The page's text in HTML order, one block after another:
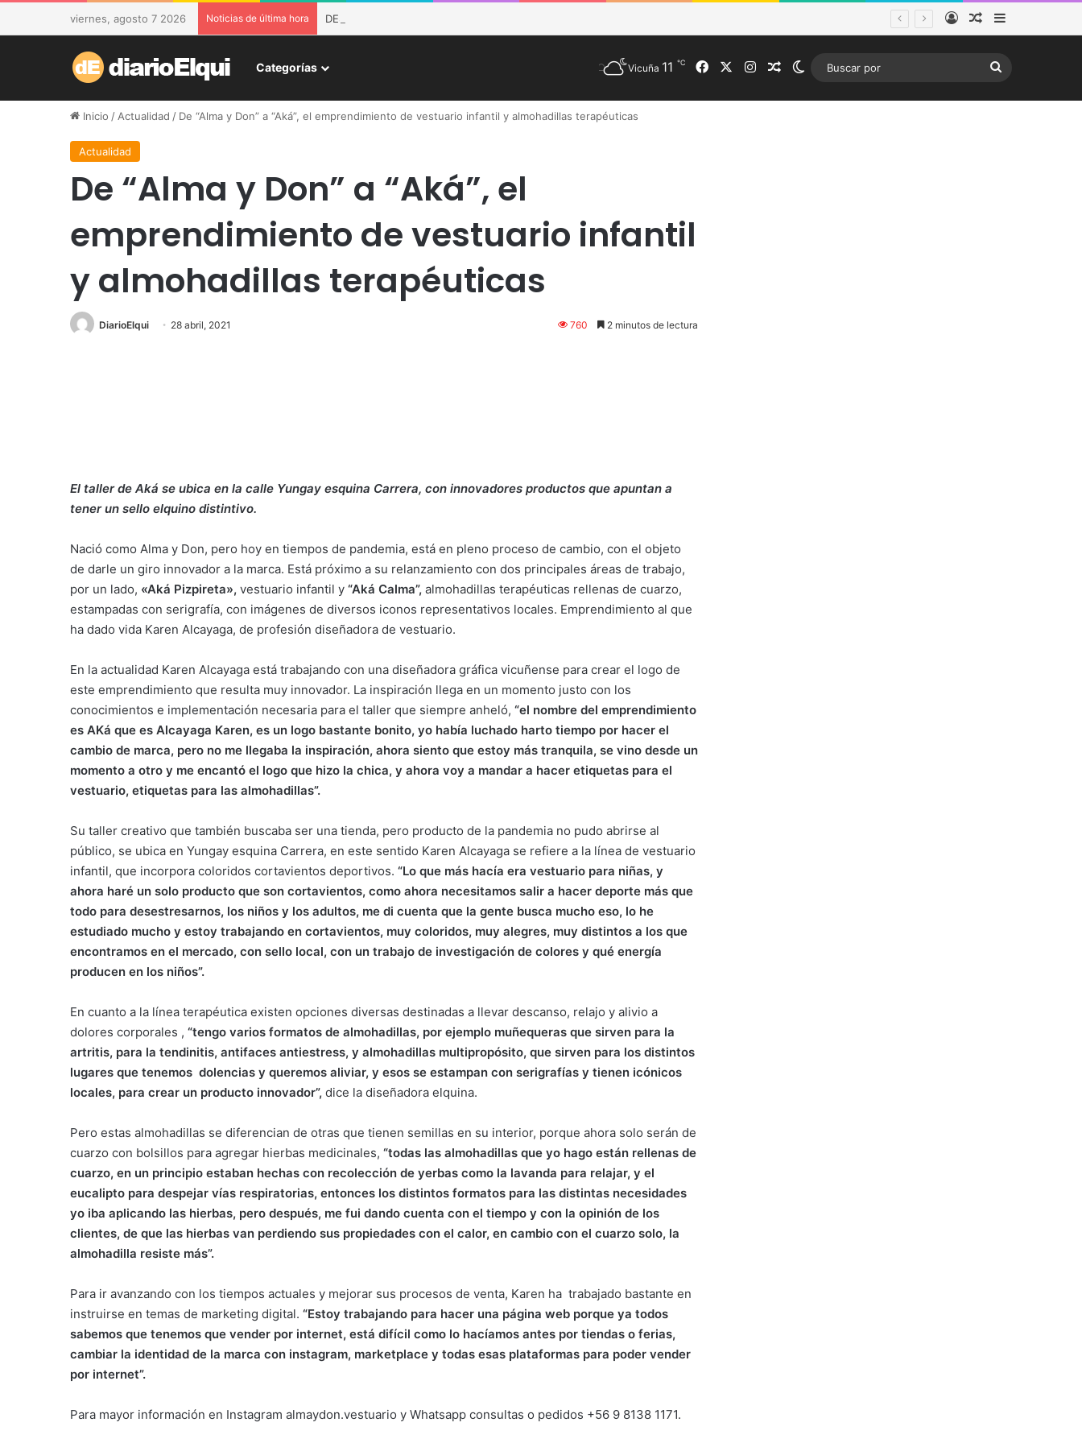
viernes, agosto 7 2026 Noticias de última hora DESAM de Vicuña fortalece preparación de las postas rurales ante intenso sistema frontal AccesoPublicación al
Barra lateral
Categorías Vicuña 11 ℃ FacebookInstagramPublicación al azar
Switch skin
Buscar
Inicio / Actualidad / De “Alma y Don” a “Aká”, el emprendimiento de vestuario infantil y almohadillas terapéuticas
Actualidad
De “Alma y Don” a “Aká”, el
emprendimiento de vestuario infantil
y almohadillas terapéuticas
DiarioElqui 28 abril, 2021 760 2 minutos de lectura
El taller de Aká se ubica en la calle Yungay esquina Carrera, con innovadores productos que apuntan a
tener un sello elquino distintivo.
Nació como Alma y Don, pero hoy en tiempos de pandemia, está en pleno proceso de cambio, con el objeto
de darle un giro innovador a la marca. Está próximo a su relanzamiento con dos principales áreas de trabajo,
por un lado, «Aká Pizpireta», vestuario infantil y “Aká Calma”, almohadillas terapéuticas rellenas de cuarzo,
estampadas con serigrafía, con imágenes de diversos iconos representativos locales. Emprendimiento al que
ha dado vida Karen Alcayaga, de profesión diseñadora de vestuario.
En la actualidad Karen Alcayaga está trabajando con una diseñadora gráfica vicuñense para crear el logo de
este emprendimiento que resulta muy innovador. La inspiración llega en un momento justo con los
conocimientos e implementación necesaria para el taller que siempre anheló, “el nombre del emprendimiento
es AKá que es Alcayaga Karen, es un logo bastante bonito, yo había luchado harto tiempo por hacer el
cambio de marca, pero no me llegaba la inspiración, ahora siento que estoy más tranquila, se vino desde un
momento a otro y me encantó el logo que hizo la chica, y ahora voy a mandar a hacer etiquetas para el
vestuario, etiquetas para las almohadillas”.
Su taller creativo que también buscaba ser una tienda, pero producto de la pandemia no pudo abrirse al
público, se ubica en Yungay esquina Carrera, en este sentido Karen Alcayaga se refiere a la línea de vestuario
infantil, que incorpora coloridos cortavientos deportivos. “Lo que más hacía era vestuario para niñas, y
ahora haré un solo producto que son cortavientos, como ahora necesitamos salir a hacer deporte más que
todo para desestresarnos, los niños y los adultos, me di cuenta que la gente busca mucho eso, lo he
estudiado mucho y estoy trabajando en cortavientos, muy coloridos, muy alegres, muy distintos a los que
encontramos en el mercado, con sello local, con un trabajo de investigación de colores y qué energía
producen en los niños”.
En cuanto a la línea terapéutica existen opciones diversas destinadas a llevar descanso, relajo y alivio a
dolores corporales , “tengo varios formatos de almohadillas, por ejemplo muñequeras que sirven para la
artritis, para la tendinitis, antifaces antiestress, y almohadillas multipropósito, que sirven para los distintos
lugares que tenemos dolencias y queremos aliviar, y esos se estampan con serigrafías y tienen icónicos
locales, para crear un producto innovador”, dice la diseñadora elquina.
Pero estas almohadillas se diferencian de otras que tienen semillas en su interior, porque ahora solo serán de
cuarzo con bolsillos para agregar hierbas medicinales, “todas las almohadillas que yo hago están rellenas de
cuarzo, en un principio estaban hechas con recolección de yerbas como la lavanda para relajar, y el
eucalipto para despejar vías respiratorias, entonces los distintos formatos para las distintas necesidades
yo iba aplicando las hierbas, pero después, me fui dando cuenta con el tiempo y con la opinión de los
clientes, de que las hierbas van perdiendo sus propiedades con el calor, en cambio con el cuarzo solo, la
almohadilla resiste más”.
Para ir avanzando con los tiempos actuales y mejorar sus procesos de venta, Karen ha trabajado bastante en
instruirse en temas de marketing digital. “Estoy trabajando para hacer una página web porque ya todos
sabemos que tenemos que vender por internet, está difícil como lo hacíamos antes por tiendas o ferias,
cambiar la identidad de la marca con instagram, marketplace y todas esas plataformas para poder vender
por internet”.
Para mayor información en Instagram almaydon.vestuario y Whatsapp consultas o pedidos +56 9 8138 1171.